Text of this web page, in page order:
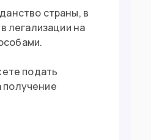
страны, в
легализации на
подать
получение